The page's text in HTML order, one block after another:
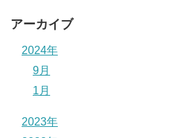
アーカイブ
2024年
9月
1月
2023年